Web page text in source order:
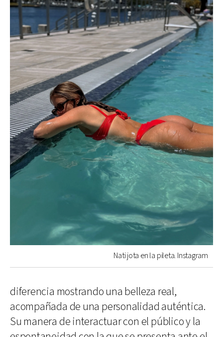
Nati jota en la pileta. Instagram
diferencia mostrando una belleza real,
acompañada de una personalidad auténtica.
Su manera de interactuar con el público y la